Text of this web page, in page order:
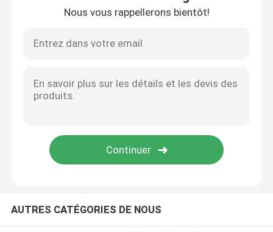
Nous vous rappellerons bientôt!
AUTRES CATÉGORIES DE NOUS